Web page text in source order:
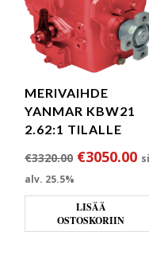
MERIVAIHDE
YANMAR KBW21
2.62:1 TILALLE
€3320.00 €3050.00
alv. 25.5%
LISÄÄ
OSTOSKORIIN